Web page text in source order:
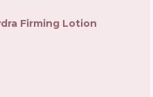
Firming Lotion